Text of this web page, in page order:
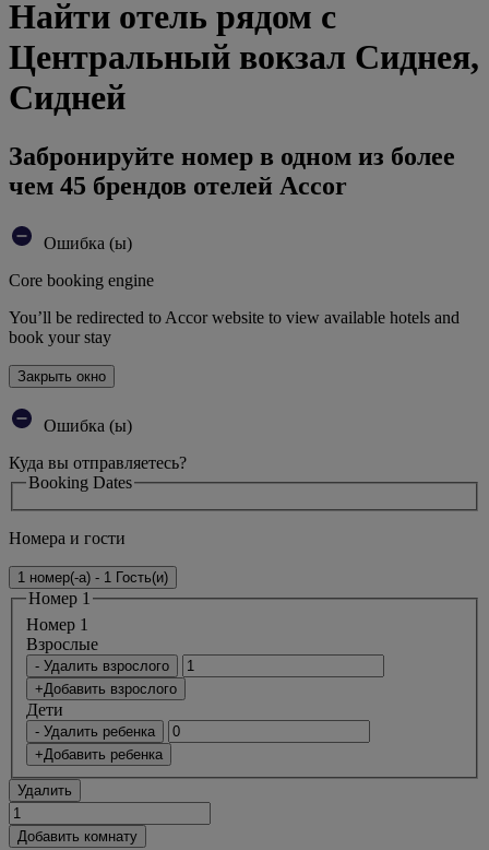
Найти отель рядом с
Центральный вокзал Сиднея,
Сидней
Забронируйте номер в одном из более
чем 45 брендов отелей Accor
Ошибка (ы)
Core booking engine
You’ll be redirected to Accor website to view available hotels and
book your stay
Закрыть окно
Ошибка (ы)
Куда вы отправляетесь?
Booking Dates
Номера и гости
1 номер(-а) - 1 Гость(и)
Номер 1
Номер 1
Bзрослые
- Удалить взрослого
+Добавить взрослого
Дети
- Удалить ребенка
+Добавить ребенка
Удалить
Добавить комнату